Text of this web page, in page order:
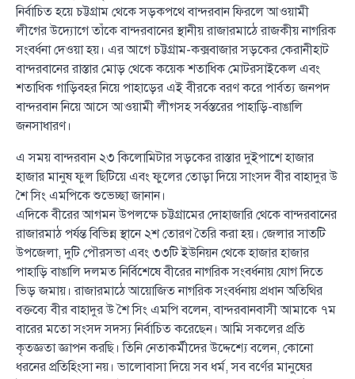
নির্বাচিত হয়ে চট্টগ্রাম থেকে সড়কপথে বান্দরবান ফিরলে আওয়ামী
লীগের উদ্যোগে তাঁকে বান্দরবানের স্থানীয় রাজারমাঠে রাজকীয় নাগরিক
সংবর্ধনা দেওয়া হয়। এর আগে চট্টগ্রাম-কক্সবাজার সড়কের কেরানীহাট
বান্দরবানের রাস্তার মোড় থেকে কয়েক শতাধিক মোটরসাইকেল এবং
শতাধিক গাড়িবহর নিয়ে পাহাড়ের এই বীরকে বরণ করে পার্বত্য জনপদ
বান্দরবান নিয়ে আসে আওয়ামী লীগসহ সর্বস্তরের পাহাড়ি-বাঙালি
জনসাধারণ।
এ সময় বান্দরবান ২৩ কিলোমিটার সড়কের রাস্তার দুইপাশে হাজার
হাজার মানুষ ফুল ছিটিয়ে এবং ফুলের তোড়া দিয়ে সাংসদ বীর বাহাদুর উ
শৈ সিং এমপিকে শুভেচ্ছা জানান।
এদিকে বীরের আগমন উপলক্ষে চট্টগ্রামের দোহাজারি থেকে বান্দরবানের
রাজারমাঠ পর্যন্ত বিভিন্ন স্থানে ২শ তোরণ তৈরি করা হয়। জেলার সাতটি
উপজেলা, দুটি পৌরসভা এবং ৩৩টি ইউনিয়ন থেকে হাজার হাজার
পাহাড়ি বাঙালি দলমত নির্বিশেষে বীরের নাগরিক সংবর্ধনায় যোগ দিতে
ভিড় জমায়। রাজারমাঠে আয়োজিত নাগরিক সংবর্ধনায় প্রধান অতিথির
বক্তব্যে বীর বাহাদুর উ শৈ সিং এমপি বলেন, বান্দরবানবাসী আমাকে ৭ম
বারের মতো সংসদ সদস্য নির্বাচিত করেছেন। আমি সকলের প্রতি
কৃতজ্ঞতা জ্ঞাপন করছি। তিনি নেতাকর্মীদের উদ্দেশ্যে বলেন, কোনো
ধরনের প্রতিহিংসা নয়। ভালোবাসা দিয়ে সব ধর্ম, সব বর্ণের মানুষের